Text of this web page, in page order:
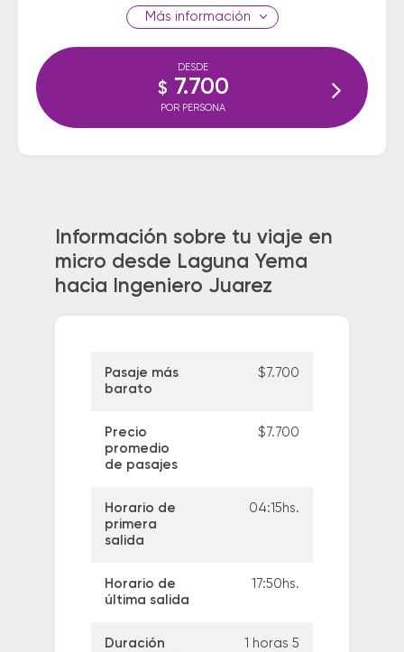
información
DESDE
$ 7.700
POR PERSONA
Información sobre tu viaje en
micro desde Laguna Yema
hacia Ingeniero Juarez
Pasaje más
barato
$7.700
Precio
promedio
de pasajes
$7.700
Horario de
primera
salida
04:15hs.
Horario de
última salida
17:50hs.
Duración
1 horas 5